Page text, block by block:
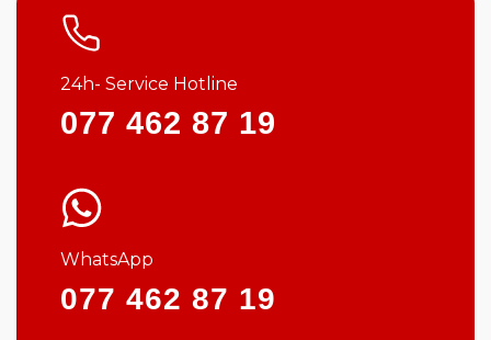
24h- Service Hotline
077 462 87 19
WhatsApp
077 462 87 19